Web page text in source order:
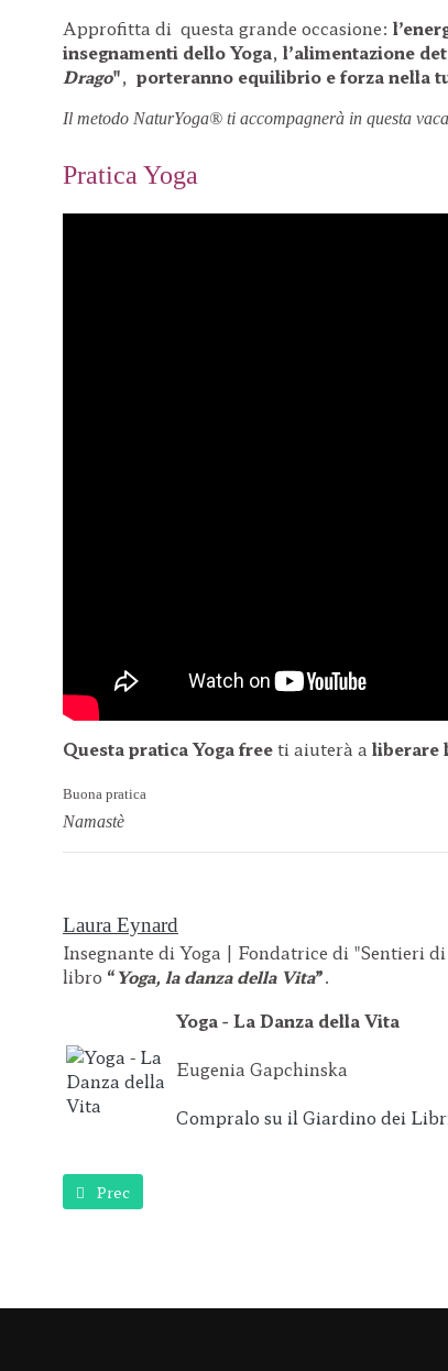
Approfitta di questa grande occasione:
insegnamenti dello Yoga, l’alimentazione
Drago", porteranno equilibrio e forza nella
Il metodo NaturYoga® ti accompagnerà in questa
Pratica Yoga
Questa pratica Yoga freeti aiuterà a liberare
Buona pratica
Namastè
Laura Eynard
Insegnante di Yoga | Fondatrice di "Sentieri
libro “Yoga, la danza della Vita”.
Yoga - La Danza della Vita
Eugenia Gapchinska
Compralo su il Giardino dei
Articolo precedente: Equinozio: come ti senti oggi?
Prec